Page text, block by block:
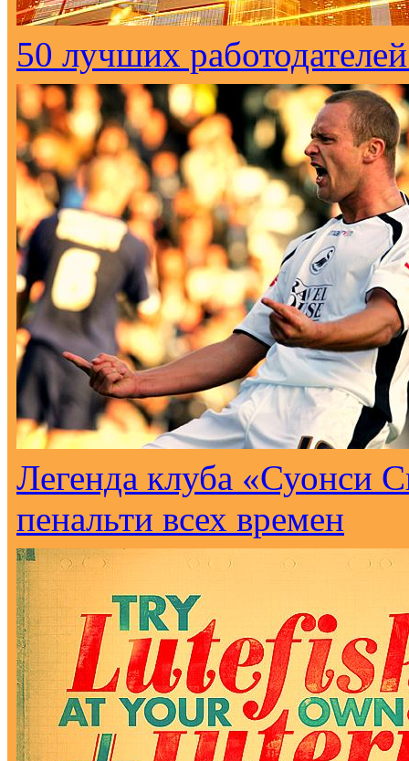
50 лучших
Легенда клуба «Суонси
пенальти всех времен